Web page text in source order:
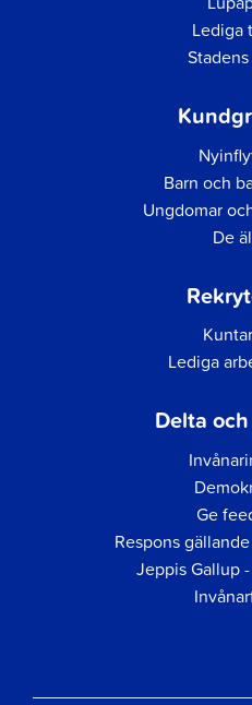
Lediga
Barn och
Ungdomar
De
Lediga
Delta
Ge
Respons
Jeppis Gallup